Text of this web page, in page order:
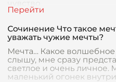
Сочинение Что такое
уважать чужие мечты?
Мечта… Какое волшебное
слышу, мне сразу
светлое и очень личное.
маленький огонек